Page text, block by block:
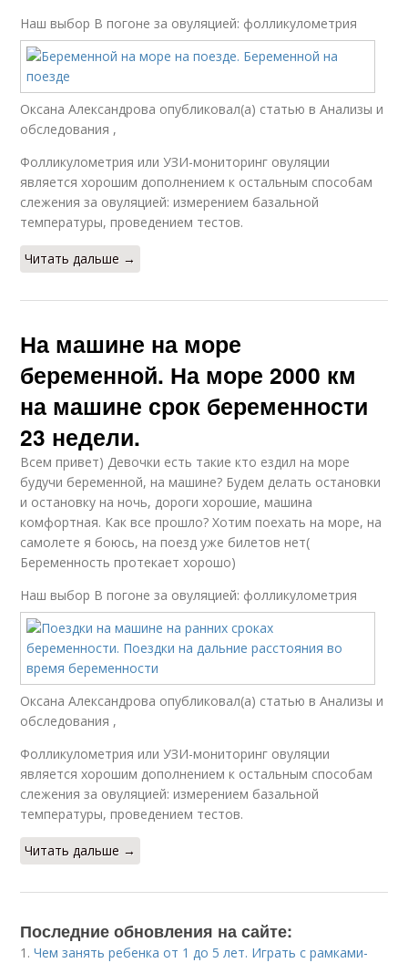
Наш выбор В погоне за овуляцией: фолликулометрия
Оксана Александрова опубликовал(а) статью в Анализы и
обследования ,
Фолликулометрия или УЗИ-мониторинг овуляции
является хорошим дополнением к остальным способам
слежения за овуляцией: измерением базальной
температуры, проведением тестов.
Читать дальше →
На машине на море
беременной. На море 2000 км
на машине срок беременности
23 недели.
Всем привет) Девочки есть такие кто ездил на море
будучи беременной, на машине? Будем делать остановки
и остановку на ночь, дороги хорошие, машина
комфортная. Как все прошло? Хотим поехать на море, на
самолете я боюсь, на поезд уже билетов нет(
Беременность протекает хорошо)
Наш выбор В погоне за овуляцией: фолликулометрия
Оксана Александрова опубликовал(а) статью в Анализы и
обследования ,
Фолликулометрия или УЗИ-мониторинг овуляции
является хорошим дополнением к остальным способам
слежения за овуляцией: измерением базальной
температуры, проведением тестов.
Читать дальше →
Последние обновления на сайте:
1.Чем занять ребенка от 1 до 5 лет. Играть с рамками-